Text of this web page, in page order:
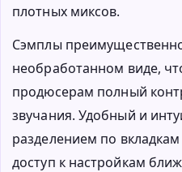
плотных миксов.
Сэмплы
необработанном виде,
продюсерам полный
звучания. Удобный и
разделением по
доступ к настройкам